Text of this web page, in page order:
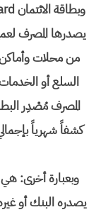
يصدرها المصرف
من محلات وأماكن
السلع أو الخدمات
المصرف مُصْدِر
كشفاً شهرياً
وبعبارة أخرى:
يصدره البنك أو